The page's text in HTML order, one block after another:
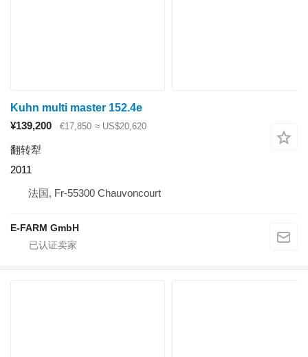
Kuhn multi master 152.4e
¥139,200
€17,850 ≈ US$20,620
翻转犁
2011
法国, Fr-55300 Chauvoncourt
E-FARM GmbH